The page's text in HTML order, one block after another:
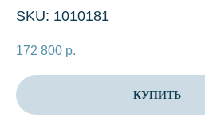
SKU: 1010181
172 800 р.
КУПИТЬ